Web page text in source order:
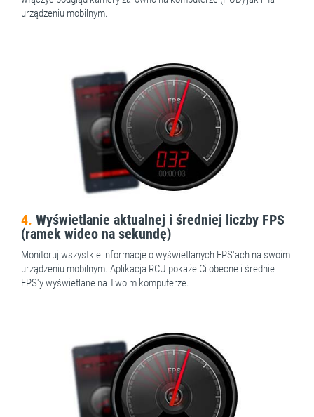
urządzeniu mobilnym.
4. Wyświetlanie aktualnej i średniej liczby FPS
(ramek wideo na sekundę)
Monitoruj wszystkie informacje o wyświetlanych FPS'ach na swoim
urządzeniu mobilnym. Aplikacja RCU pokaże Ci obecne i średnie
FPS'y wyświetlane na Twoim komputerze.